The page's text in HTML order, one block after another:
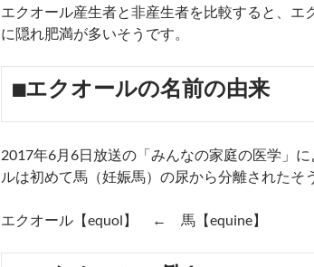
エクオール産生者と非産生者を比較すると、エ
に隠れ肥満が多いそうです。
■エクオールの名前の由来
2017年6月6日放送の「みんなの家庭の医学」
ルは初めて馬（妊娠馬）の尿から分離されたそ
エクオール【equol】 ← 馬【equine】